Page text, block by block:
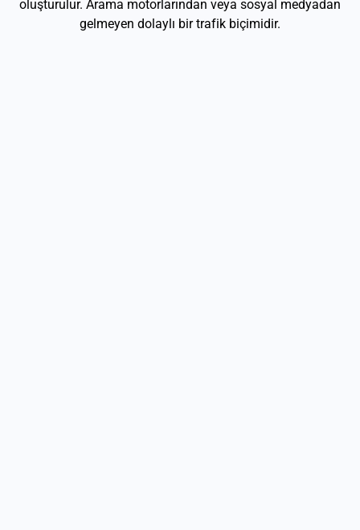
oluşturulur. Arama motorlarından veya sosyal medyadan
gelmeyen dolaylı bir trafik biçimidir.